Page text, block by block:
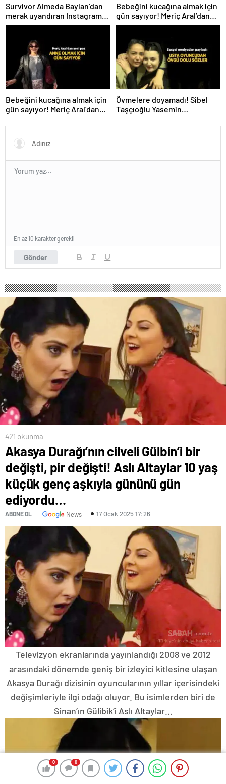
0 0
Survivor Almeda Baylan’dan
merak uyandıran Instagram
paylaşımı! ‘Bugün ilk adım
Bebeğini kucağına almak için
gün sayıyor! Meriç Aral’dan
yeni poz
Bebeğini kucağına almak için
gün sayıyor! Meriç Aral’dan
Övmelere doyamadı! Sibel
Taşçıoğlu Yasemin
etti
Gönder
En az 10 karakter gerekli
421 okunma
Akasya Durağı’nın cilveli Gülbin’i bir
değişti, pir değişti! Aslı Altaylar 10 yaş
küçük genç aşkıyla gününü gün
ediyordu…
ABONE OL News 17 Ocak 2025 17:26
0 0
Televizyon ekranlarında yayınlandığı 2008 ve 2012
arasındaki dönemde geniş bir izleyici kitlesine ulaşan
Akasya Durağı dizisinin oyuncularının yıllar içerisindeki
değişimleriyle ilgi odağı oluyor. Bu isimlerden biri de
Sinan’ın Gülibik’i Aslı Altaylar…